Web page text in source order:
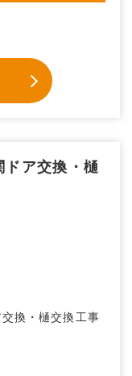
ア交換・樋